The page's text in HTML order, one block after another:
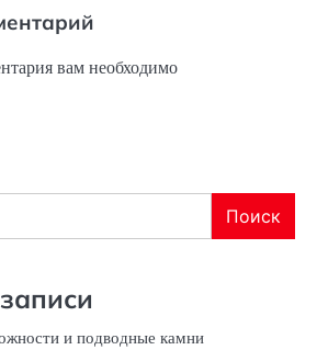
вам необходимо
Поиск
и подводные камни